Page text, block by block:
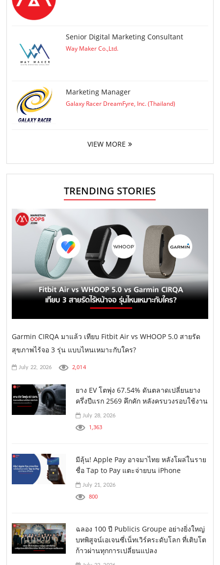
Senior Digital Marketing Consultant
Way Maker Co.,Ltd.
Marketing Manager
Galaxy Racer DreamFyre, Inc. (Thailand)
VIEW MORE
TRENDING STORIES
Garmin CIRQA มาแล้ว เทียบ Fitbit Air vs WHOOP 5.0 สายรัด
สุขภาพไร้จอ 3 รุ่น แบบไหนเหมาะกับใคร?
July 22, 2026 2,014
ยาง EV โตพุ่ง 67.54% ดันตลาดเปลี่ยนยาง
ครึ่งปีแรก 2569 คึกคัก หลังครบวงรอบใช้งาน
July 28, 2026
1,363
มีลุ้น! Apple Pay อาจมาไทย หลังโผล่ในราย
ชื่อ Tap to Pay แตะจ่ายบน iPhone
July 21, 2026
800
ฉลอง 100 ปี Publicis Groupe อย่างยิ่งใหญ่
บทพิสูจน์เอเจนซี่เน็ทเวิร์คระดับโลก ที่เติบโต
ก้าวผ่านทุกการเปลี่ยนแปลง